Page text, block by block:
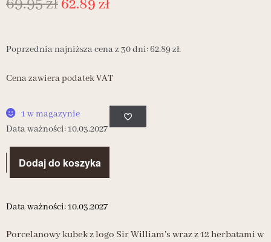
69.95zł62.89zł
Poprzednia najniższa cena z 30 dni:62.89zł.
Cena zawiera podatek VAT
1 w magazynie
Data ważności: 10.03.2027
Dodaj do koszyka
Data ważności: 10.03.2027
Porcelanowy kubek z logo Sir William’s wraz z 12 herbatami w